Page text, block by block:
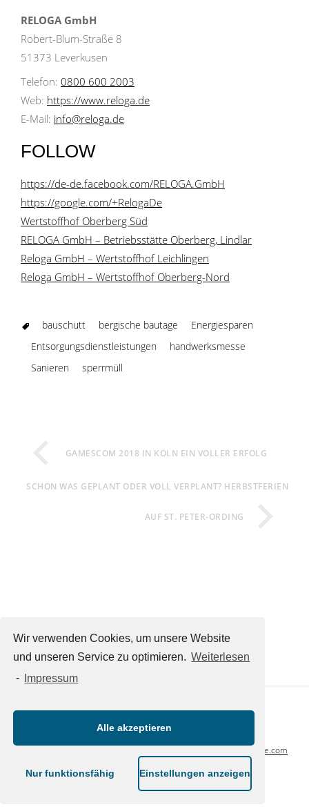
Wir verwenden Cookies, um unsere Website
und unseren Service zu optimieren. Weiterlesen
-
Impressum
Alle akzeptieren
Nur funktionsfähig Einstellungen anzeigen
RELOGA GmbH
Robert-Blum-Straße 8
51373 Leverkusen
Telefon: 0800 600 2003
Web: https://www.reloga.de
E-Mail: info@reloga.de
FOLLOW
https://de-de.facebook.com/RELOGA.GmbH
https://google.com/+RelogaDe
Wertstoffhof Oberberg Süd
RELOGA GmbH – Betriebsstätte Oberberg, Lindlar
Reloga GmbH – Wertstoffhof Leichlingen
Reloga GmbH – Wertstoffhof Oberberg-Nord
bauschutt bergische bautage
Energiesparen
Entsorgungsdienstleistungen
handwerksmesse
Sanieren
sperrmüll
GAMESCOM 2018 IN KÖLN EIN VOLLER ERFOLG
SCHON WAS GEPLANT ODER VOLL VERPLANT? HERBSTFERIEN
AUF ST. PETER-ORDING
unternehmensmeldungen.com
luxuslove.com